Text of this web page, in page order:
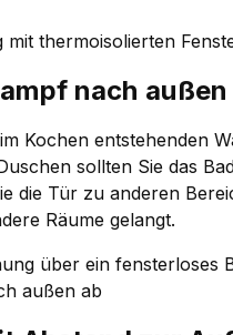
thermoisolierten
nach
Kochen entstehenden
sollten Sie das
die Tür zu anderen
Räume gelangt.
über ein fensterloses
außen ab